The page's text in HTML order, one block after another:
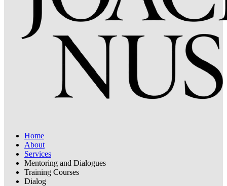
Home
About
Services
Mentoring and Dialogues
Training Courses
Dialog